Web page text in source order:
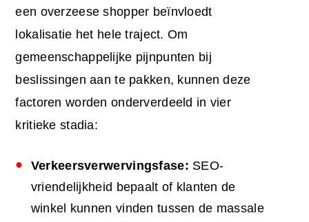
een overzeese shopper beïnvloedt
lokalisatie het hele traject. Om
gemeenschappelijke pijnpunten bij
beslissingen aan te pakken, kunnen deze
factoren worden onderverdeeld in vier
kritieke stadia:
Verkeersverwervingsfase: SEO-
vriendelijkheid bepaalt of klanten de
winkel kunnen vinden tussen de massale